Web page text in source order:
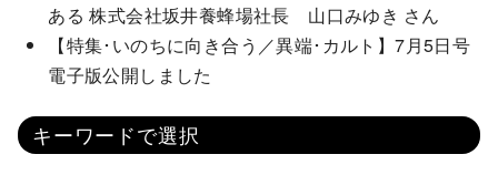
ある 株式会社坂井養蜂場社長 山口みゆき さん
【特集･いのちに向き合う／異端･カルト】7月5日号
電子版公開しました
キーワードで選択